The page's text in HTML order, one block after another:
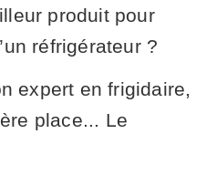
produit pour
réfrigérateur ?
expert en frigidaire,
place... Le